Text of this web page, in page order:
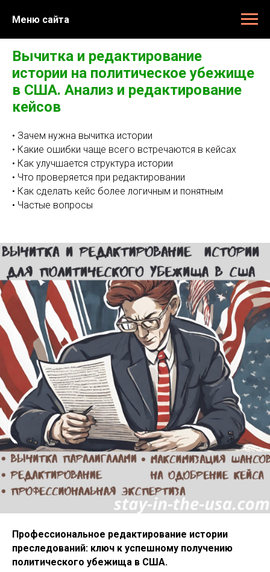
Меню сайта
Вычитка и редактирование
истории на политическое убежище
в США. Анализ и редактирование
кейсов
• Зачем нужна вычитка истории
• Какие ошибки чаще всего встречаются в кейсах
• Как улучшается структура истории
• Что проверяется при редактировании
• Как сделать кейс более логичным и понятным
• Частые вопросы
Профессиональное редактирование истории
преследований: ключ к успешному получению
политического убежища в США.